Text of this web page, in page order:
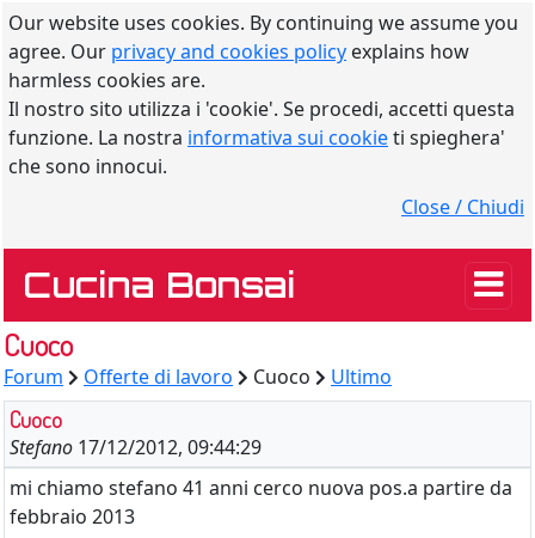
Our website uses cookies. By continuing we assume you
agree. Our privacy and cookies policy explains how
harmless cookies are.
Il nostro sito utilizza i 'cookie'. Se procedi, accetti questa
funzione. La nostra informativa sui cookieti spieghera'
che sono innocui.
Close / Chiudi
Cucina Bonsai
Cuoco
Forum Offerte di lavoro Cuoco Ultimo
Cuoco
Stefano 17/12/2012, 09:44:29
mi chiamo stefano 41 anni cerco nuova pos.a partire da
febbraio 2013